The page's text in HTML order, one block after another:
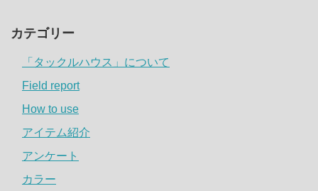
カテゴリー
「タックルハウス」について
Field report
How to use
アイテム紹介
アンケート
カラー